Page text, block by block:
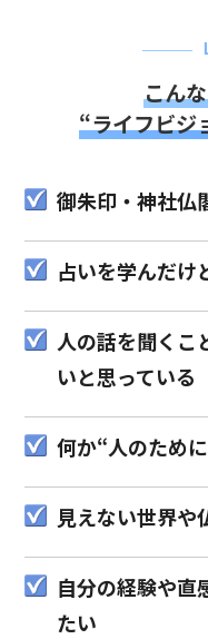
こん
“ライフビジ
御朱印・神社仏
占いを学んだけ
人の話を聞くこ
いと思っている
何か“人のため
見えない世界や
自分の経験や直
たい